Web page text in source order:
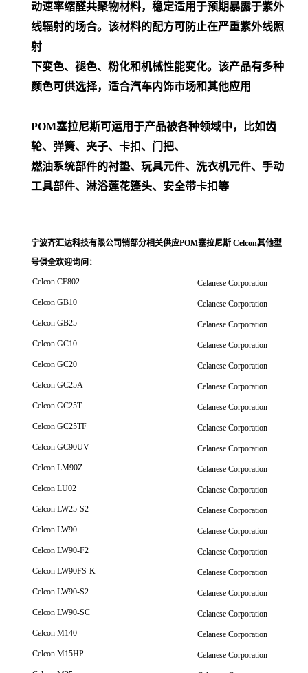
动速率缩醛共聚物材料，稳定适用于预期暴露于紫外
线辐射的场合。该材料的配方可防止在严重紫外线照
射
下变色、褪色、粉化和机械性能变化。该产品有多种
颜色可供选择，适合汽车内饰市场和其他应用
POM塞拉尼斯可运用于产品被各种领域中，比如齿
轮、弹簧、夹子、卡扣、门把、
燃油系统部件的衬垫、玩具元件、洗衣机元件、手动
工具部件、淋浴莲花篷头、安全带卡扣等
宁波齐汇达科技有限公司销部分相关供应POM塞拉尼斯 Celcon其他型
号俱全欢迎询问 ：
Celcon CF802
Celanese Corporation
Celcon GB10
Celanese Corporation
Celcon GB25
Celanese Corporation
Celcon GC10
Celanese Corporation
Celcon GC20
Celanese Corporation
Celcon GC25A
Celanese Corporation
Celcon GC25T
Celanese Corporation
Celcon GC25TF
Celanese Corporation
Celcon GC90UV
Celanese Corporation
Celcon LM90Z
Celanese Corporation
Celcon LU02
Celanese Corporation
Celcon LW25-S2
Celanese Corporation
Celcon LW90
Celanese Corporation
Celcon LW90-F2
Celanese Corporation
Celcon LW90FS-K
Celanese Corporation
Celcon LW90-S2
Celanese Corporation
Celcon LW90-SC
Celanese Corporation
Celcon M140
Celanese Corporation
Celcon M15HP
Celanese Corporation